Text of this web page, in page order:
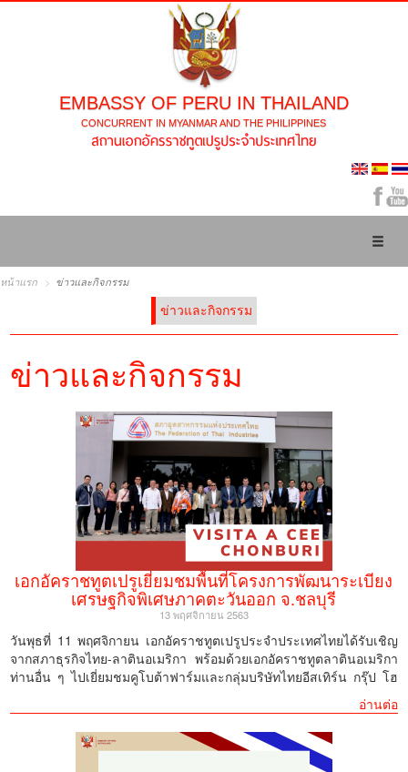
EMBASSY OF PERU IN THAILAND
CONCURRENT IN MYANMAR AND THE PHILIPPINES
หน้าแรก
ข่าวและกิจกรรม
ข่าวและกิจกรรม
ข่าวและกิจกรรม
เอกอัคราชทูตเปรูเยี่ยมชมพื้นที่โครงการพัฒนาระเบียง
เศรษฐกิจพิเศษภาคตะวันออก จ.ชลบุรี
13 พฤศจิกายน 2563
วันพุธที่ 11 พฤศจิกายน เอกอัคราชทูตเปรูประจำประเทศไทยได้รับเชิญ
จากสภาธุรกิจไทย-ลาตินอเมริกา พร้อมด้วยเอกอัคราชทูตลาตินอเมริกา
ท่านอื่น ๆ ไปเยี่ยมชมคูโบต้าฟาร์มและกลุ่มบริษัทไทยอีสเทิร์น กรุ๊ป โฮ
เศรษฐกิจพิเศษภาคตะวันออก (EEC) ธุรกิจทั้งสองแห่งนี้ใช้นวัตกรรม
ใหม่ในการผลิตแบบชีวภาพหมุนเวียน ซึ่งช่วยเพิ่มประสิทธิภาพและ
ความยั่งยืนทางเศรษฐกิจ
อ่านต่อ